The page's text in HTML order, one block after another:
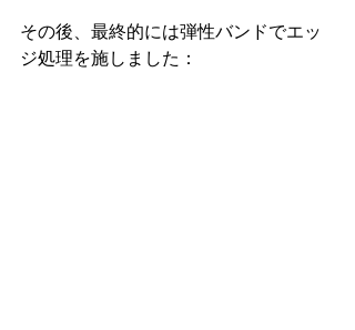
その後、最終的には弾性バンドでエッ
ジ処理を施しました：